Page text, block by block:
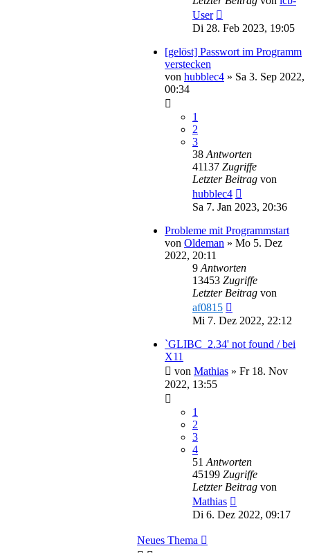
User
Di 28. Feb 2023, 19:05
[gelöst] Passwort im Programm
verstecken
von hubblec4 » Sa 3. Sep 2022,
00:34
1
2
3
38 Antworten
41137 Zugriffe
Letzter Beitrag von
hubblec4
Sa 7. Jan 2023, 20:36
Probleme mit Programmstart
von Oldeman » Mo 5. Dez
2022, 20:11
9 Antworten
13453 Zugriffe
Letzter Beitrag von
af0815
Mi 7. Dez 2022, 22:12
`GLIBC_2.34' not found / bei
X11
von Mathias » Fr 18. Nov
2022, 13:55
1
2
3
4
51 Antworten
45199 Zugriffe
Letzter Beitrag von
Mathias
Di 6. Dez 2022, 09:17
Neues Thema